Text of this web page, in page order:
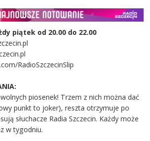
piątek od 20.00 do 22.00
RadioSzczecinSlip
piosenek! Trzem z nich można dać
punkt to joker), reszta otrzymuje po
słuchacze Radia Szczecin. Każdy może
w tygodniu.